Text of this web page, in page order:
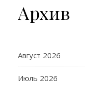
Архив
Август 2026
Июль 2026